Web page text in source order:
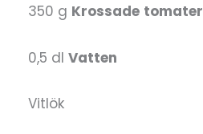
350 g Krossade tomater
0,5 dl Vatten
Vitlök